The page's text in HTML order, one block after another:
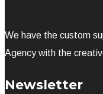
We have the custom
Agency with the
Newsletter